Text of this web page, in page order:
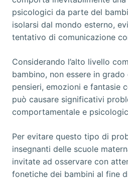
psicologici da parte del
isolarsi dal mondo esterno,
tentativo di comunicazione
Considerando l’alto livello
bambino, non essere in
pensieri, emozioni e fantasie
può causare significativi
comportamentale e
Per evitare questo tipo di
insegnanti delle scuole
invitate ad osservare con
fonetiche dei bambini al fine